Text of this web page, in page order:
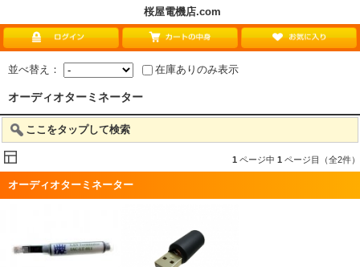
桜屋電機店.com
並べ替え： 在庫ありのみ表示
オーディオターミネーター
ここをタップして検索
1 ページ中 1 ページ目（全2件）
オーディオターミネーター